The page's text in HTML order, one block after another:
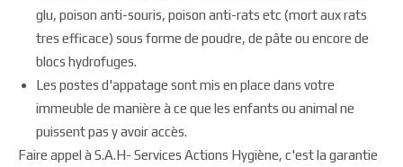
glu, poison anti-souris, poison anti-rats etc (mort aux rats
tres efficace) sous forme de poudre, de pâte ou encore de
blocs hydrofuges.
Les postes d'appatage sont mis en place dans votre
immeuble de manière à ce que les enfants ou animal ne
puissent pas y avoir accès.
Faire appel à S.A.H- Services Actions Hygiène, c'est la garantie